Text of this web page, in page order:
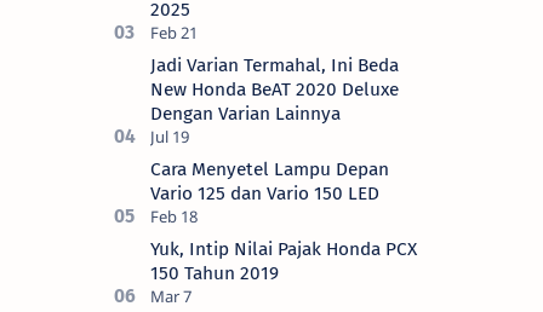
2025
Jadi Varian Termahal, Ini Beda
New Honda BeAT 2020 Deluxe
Dengan Varian Lainnya
Cara Menyetel Lampu Depan
Vario 125 dan Vario 150 LED
Yuk, Intip Nilai Pajak Honda PCX
150 Tahun 2019